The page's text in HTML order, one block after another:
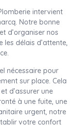
intervient
Notre bonne
d’organiser nos
délais d’attente,
nécessaire pour
sur place. Cela
d’assurer une
à une fuite, une
urgent, notre
votre confort